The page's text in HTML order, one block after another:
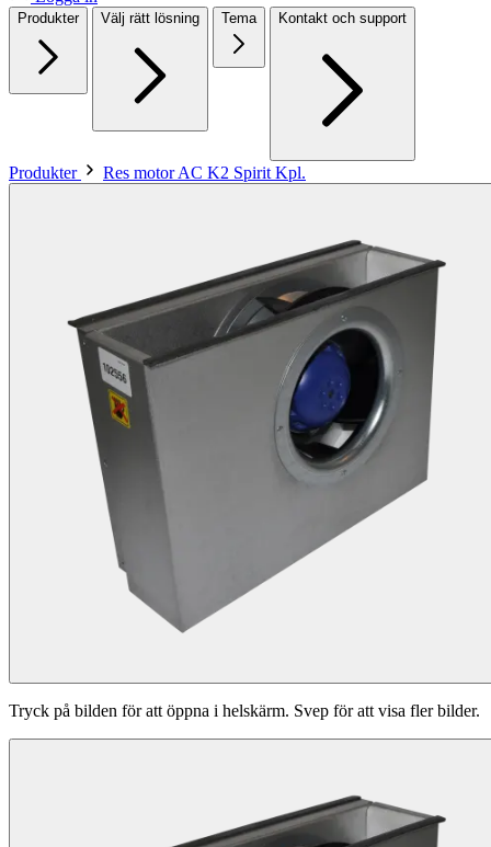
Produkter Välj rätt lösning Tema Kontakt och support
Produkter Res motor AC K2 Spirit Kpl.
Tryck på bilden för att öppna i helskärm. Svep för att visa fler bilder.